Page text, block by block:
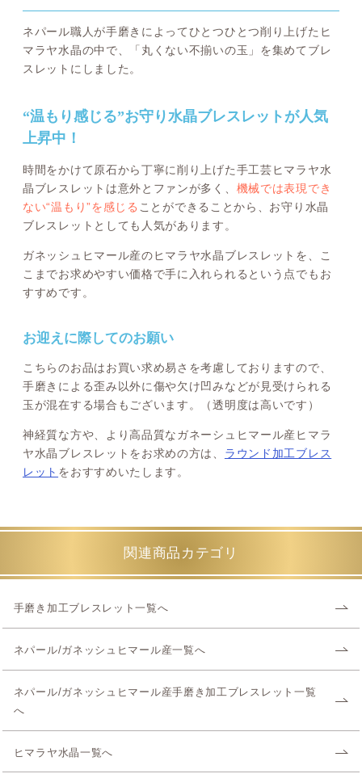
ネパール職人が手磨きによってひとつひとつ削り上げたヒ
マラヤ水晶の中で、「丸くない不揃いの玉」を集めてブレ
スレットにしました。
“温もり感じる”お守り水晶ブレスレットが人気
上昇中！
時間をかけて原石から丁寧に削り上げた手工芸ヒマラヤ水
晶ブレスレットは意外とファンが多く、 機械では表現でき
ない“温もり”を感じる ことができることから、お守り水晶
ブレスレットとしても人気があります。
ガネッシュヒマール産のヒマラヤ水晶ブレスレットを、こ
こまでお求めやすい価格で手に入れられるという点でもお
すすめです。
お迎えに際してのお願い
こちらのお品はお買い求め易さを考慮しておりますので、
手磨きによる歪み以外に傷や欠け凹みなどが見受けられる
玉が混在する場合もございます。（透明度は高いです）
神経質な方や、より高品質なガネーシュヒマール産ヒマラ
ヤ水晶ブレスレットをお求めの方は、 ラウンド加工ブレス
レット をおすすめいたします。
関連商品カテゴリ
手磨き加工ブレスレット一覧へ
ネパール/ガネッシュヒマール産一覧へ
ネパール/ガネッシュヒマール産手磨き加工ブレスレット一覧
へ
ヒマラヤ水晶一覧へ